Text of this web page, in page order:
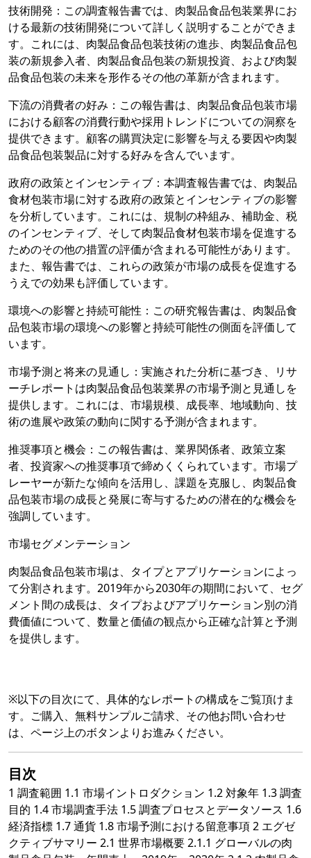
技術開発：この調査報告書では、肉製品食品包装業界にお
ける最新の技術開発について詳しく説明することができま
す。これには、肉製品食品包装技術の進歩、肉製品食品包
装の新規参入者、肉製品食品包装の新規投資、および肉製
品食品包装の未来を形作るその他の革新が含まれます。
下流の消費者の好み：この報告書は、肉製品食品包装市場
における顧客の消費行動や採用トレンドについての洞察を
提供できます。顧客の購買決定に影響を与える要因や肉製
品食品包装製品に対する好みを含んでいます。
政府の政策とインセンティブ：本調査報告書では、肉製品
食材包装市場に対する政府の政策とインセンティブの影響
を分析しています。これには、規制の枠組み、補助金、税
のインセンティブ、そして肉製品食材包装市場を促進する
ためのその他の措置の評価が含まれる可能性があります。
また、報告書では、これらの政策が市場の成長を促進する
うえでの効果も評価しています。
環境への影響と持続可能性：この研究報告書は、肉製品食
品包装市場の環境への影響と持続可能性の側面を評価して
います。
市場予測と将来の見通し：実施された分析に基づき、リサ
ーチレポートは肉製品食品包装業界の市場予測と見通しを
提供します。これには、市場規模、成長率、地域動向、技
術の進展や政策の動向に関する予測が含まれます。
推奨事項と機会：この報告書は、業界関係者、政策立案
者、投資家への推奨事項で締めくくられています。市場プ
レーヤーが新たな傾向を活用し、課題を克服し、肉製品食
品包装市場の成長と発展に寄与するための潜在的な機会を
強調しています。
市場セグメンテーション
肉製品食品包装市場は、タイプとアプリケーションによっ
て分割されます。2019年から2030年の期間において、セグ
メント間の成長は、タイプおよびアプリケーション別の消
費価値について、数量と価値の観点から正確な計算と予測
を提供します。
※以下の目次にて、具体的なレポートの構成をご覧頂けま
す。ご購入、無料サンプルご請求、その他お問い合わせ
は、ページ上のボタンよりお進みください。
目次
1 調査範囲 1.1 市場イントロダクション 1.2 対象年 1.3 調査
目的 1.4 市場調査手法 1.5 調査プロセスとデータソース 1.6
経済指標 1.7 通貨 1.8 市場予測における留意事項 2 エグゼ
クティブサマリー 2.1 世界市場概要 2.1.1 グローバルの肉